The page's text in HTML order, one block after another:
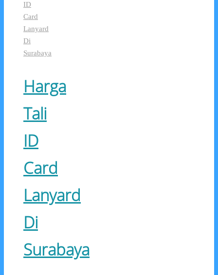
ID
Card
Lanyard
Di
Surabaya
Harga
Tali
ID
Card
Lanyard
Di
Surabaya